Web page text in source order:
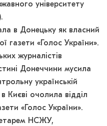
університету
в Донецьку як власний
газети «Голос України».
журналістів
Донеччини мусила
українській
Києві очолила відділ
«Голос України».
НСЖУ,